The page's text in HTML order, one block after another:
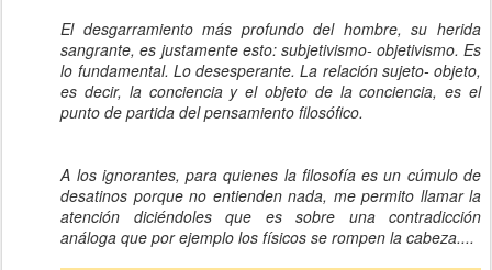
El desgarramiento más profundo del hombre, su herida
sangrante, es justamente esto: subjetivismo- objetivismo. Es
lo fundamental. Lo desesperante. La relación sujeto- objeto,
es decir, la conciencia y el objeto de la conciencia, es el
punto de partida del pensamiento filosófico.
A los ignorantes, para quienes la filosofía es un cúmulo de
desatinos porque no entienden nada, me permito llamar la
atención diciéndoles que es sobre una contradicción
análoga que por ejemplo los físicos se rompen la cabeza....